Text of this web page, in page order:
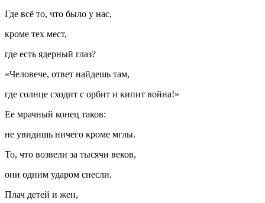
Где всё то, что было у нас,
кроме тех мест,
где есть ядерный глаз?
«Человече, ответ найдешь там,
где солнце сходит с орбит и кипит война!»
Ее мрачный конец таков:
не увидишь ничего кроме мглы.
То, что возвели за тысячи веков,
они одним ударом снесли.
Плач детей и жен,